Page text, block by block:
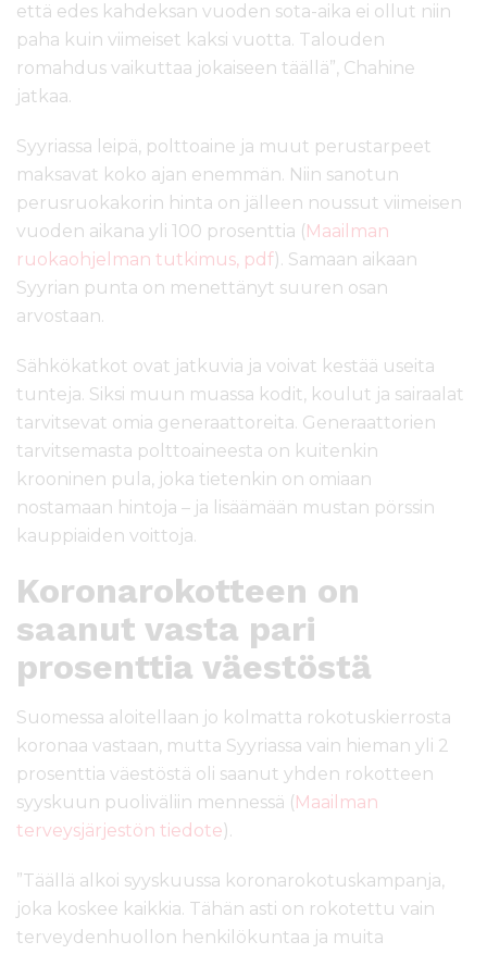
että edes kahdeksan vuoden sota-aika ei ollut niin
paha kuin viimeiset kaksi vuotta. Talouden
romahdus vaikuttaa jokaiseen täällä”, Chahine
jatkaa.
Syyriassa leipä, polttoaine ja muut perustarpeet
maksavat koko ajan enemmän. Niin sanotun
perusruokakorin hinta on jälleen noussut viimeisen
vuoden aikana yli 100 prosenttia ( Maailman
ruokaohjelman tutkimus, pdf). Samaan aikaan
Syyrian punta on menettänyt suuren osan
arvostaan.
Sähkökatkot ovat jatkuvia ja voivat kestää useita
tunteja. Siksi muun muassa kodit, koulut ja sairaalat
tarvitsevat omia generaattoreita. Generaattorien
tarvitsemasta polttoaineesta on kuitenkin
krooninen pula, joka tietenkin on omiaan
nostamaan hintoja – ja lisäämään mustan pörssin
kauppiaiden voittoja.
Koronarokotteen on
saanut vasta pari
prosenttia väestöstä
Suomessa aloitellaan jo kolmatta rokotuskierrosta
koronaa vastaan, mutta Syyriassa vain hieman yli 2
prosenttia väestöstä oli saanut yhden rokotteen
syyskuun puoliväliin mennessä ( Maailman
terveysjärjestön tiedote).
”Täällä alkoi syyskuussa koronarokotuskampanja,
joka koskee kaikkia. Tähän asti on rokotettu vain
terveydenhuollon henkilökuntaa ja muita